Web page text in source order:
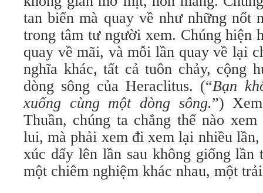
tan biến mà quay về như những nốt
trong tâm tư người xem. Chúng hiện
quay về mãi, và mỗi lần quay về lại
nghĩa khác, tất cả tuôn chảy, cộng
dòng sông của Heraclitus. (“Bạn
xuống cùng một dòng sông.”)
Thuần, chúng ta chẳng thể nào
lui, mà phải xem đi xem lại nhiều
xúc dấy lên lần sau không giống
một chiêm nghiệm khác nhau, một